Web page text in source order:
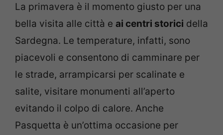
La primavera è il momento giusto per una
bella visita alle città e ai centri storici della
Sardegna. Le temperature, infatti, sono
piacevoli e consentono di camminare per
le strade, arrampicarsi per scalinate e
salite, visitare monumenti all’aperto
evitando il colpo di calore. Anche
Pasquetta è un’ottima occasione per